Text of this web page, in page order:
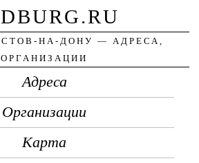
НА-ДОНУ — АДРЕСА,
ОРГАНИЗАЦИИ
Адреса
Организации
Карта